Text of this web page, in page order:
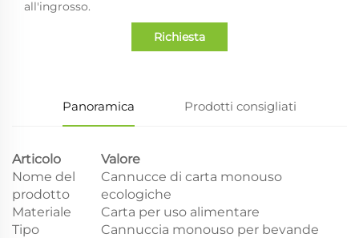
all'ingrosso.
Richiesta
Panoramica Prodotti consigliati
Articolo
Valore
Nome del
prodotto
Cannucce di carta monouso
ecologiche
Materiale
Carta per uso alimentare
Tipo
Cannuccia monouso per bevande